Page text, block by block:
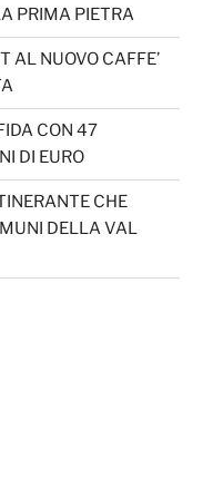
PRIMA PIETRA
AL NUOVO CAFFE’
CON 47
DI EURO
CHE
DELLA VAL